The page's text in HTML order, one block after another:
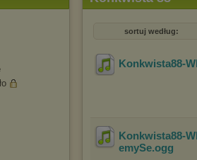
sortuj według:
Konkwista88-
Konkwista88-
emySe.ogg